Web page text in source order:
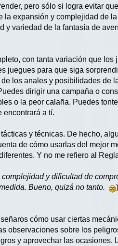
pero sólo si logra evitar
la expansión y complejidad de
y variedad de la fantasía de
con tanta variación que los
juegues para que siga
los anales y posibilidades de
dirigir una campaña o
o la peor calaña. Puedes
encontrará a tí.
y técnicas. De hecho,
de cómo usarlas del mejor
Y no me refiero al
y dificultad de
Bueno, quizá no tanto.
)
cómo usar ciertas
observaciones sobre los
y aprovechar las ocasiones.